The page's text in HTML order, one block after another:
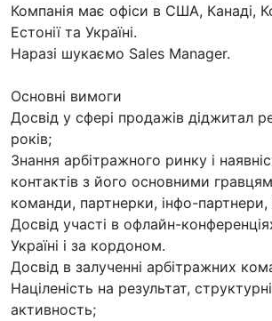
Компанія має офіси в США, Канаді,
Естонії та Україні.
Наразі шукаємо Sales Manager.
Основні вимоги
Досвід у сфері продажів діджитал
років;
Знання арбітражного ринку і
контактів з його основними
команди, партнерки, інфо-партнери,
Досвід участі в офлайн-
Україні і за кордоном.
Досвід в залученні арбітражних
Націленість на результат,
активность;